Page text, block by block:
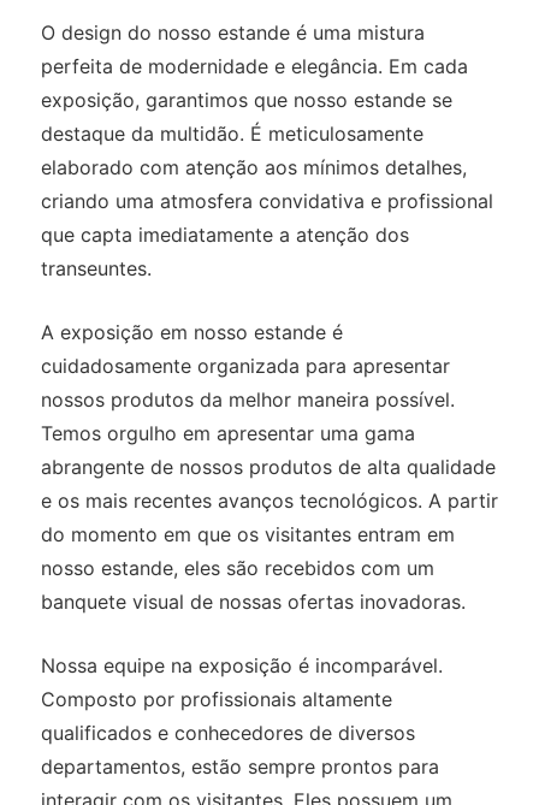
O design do nosso estande é uma mistura
perfeita de modernidade e elegância. Em cada
exposição, garantimos que nosso estande se
destaque da multidão. É meticulosamente
elaborado com atenção aos mínimos detalhes,
criando uma atmosfera convidativa e profissional
que capta imediatamente a atenção dos
transeuntes.
A exposição em nosso estande é
cuidadosamente organizada para apresentar
nossos produtos da melhor maneira possível.
Temos orgulho em apresentar uma gama
abrangente de nossos produtos de alta qualidade
e os mais recentes avanços tecnológicos. A partir
do momento em que os visitantes entram em
nosso estande, eles são recebidos com um
banquete visual de nossas ofertas inovadoras.
Nossa equipe na exposição é incomparável.
Composto por profissionais altamente
qualificados e conhecedores de diversos
departamentos, estão sempre prontos para
interagir com os visitantes. Eles possuem um